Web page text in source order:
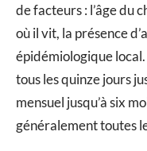
de facteurs : l’âge du
où il vit, la présence
épidémiologique
tous les quinze jours
mensuel jusqu’à six
généralement toutes